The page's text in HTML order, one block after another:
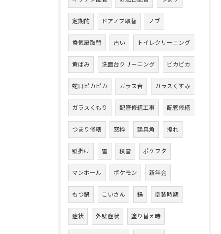
定期的 ドアノブ取替 ノブ
換気扇取替 古い トイレクリーニング
黄ばみ 洗面台クリーニング ピカピカ
蛇口ピカピカ ガラス台 ガラスくすみ
ガラスくもり 配管修繕工事 配管修繕
つまり修繕 窓枠 建具角 擦れ
壁掛け 雪 積雪 ポケフタ
マンホール ポケモン 新年会
もつ鍋 こいさん 鍋 塗装時期
症状 外壁症状 塗り替え時